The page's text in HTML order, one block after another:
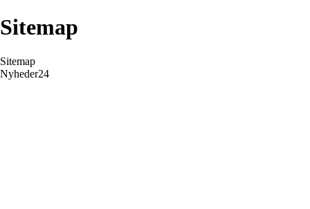
Sitemap
Sitemap
Nyheder24